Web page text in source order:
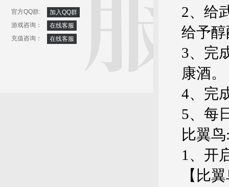
官方QQ群:
加入QQ群
游戏咨询：
在线客服
充值咨询：
在线客服
2、给
给予
3、完
康酒。
4、完
5、每
比翼鸟
1、开
【比